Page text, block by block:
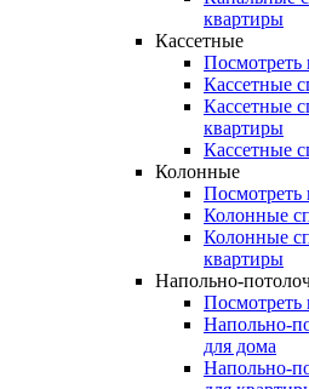
квартиры
Кассетные
Посмотреть
Кассетные
Кассетные
квартиры
Кассетные
Колонные
Посмотреть
Колонные
Колонные
квартиры
Напольно-
Посмотреть
Напольно-
для дома
Напольно-